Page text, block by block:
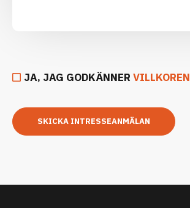
JA, JAG GODKÄNNER VILLKOREN
SKICKA INTRESSEANMÄLAN